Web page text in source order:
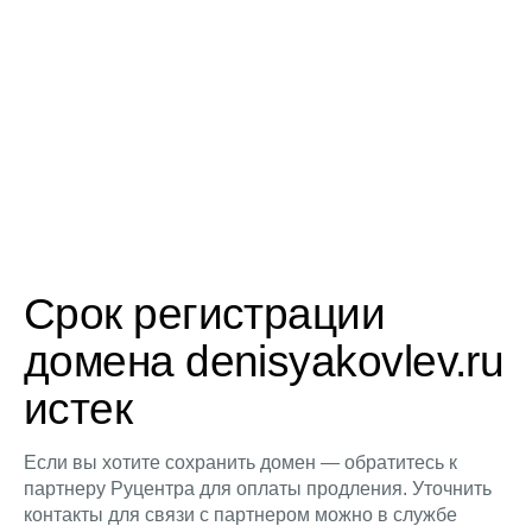
Срок регистрации
домена denisyakovlev.ru
истек
Если вы хотите сохранить домен — обратитесь к
партнеру Руцентра для оплаты продления. Уточнить
контакты для связи с партнером можно в службе